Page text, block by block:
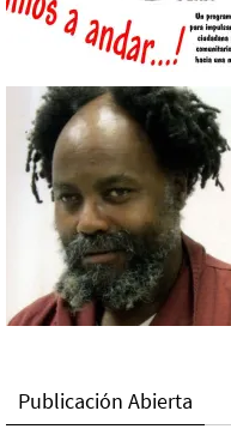
Publicación Abierta